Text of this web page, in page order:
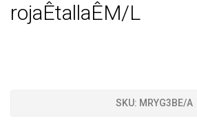
rojaÊtallaÊM/L
SKU: MRYG3BE/A